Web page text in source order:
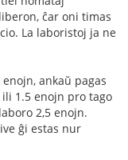
ĉar oni timas
La laboristoj ja ne
ankaŭ pagas
1.5 enojn pro tago
2,5 enojn.
ĝi estas nur